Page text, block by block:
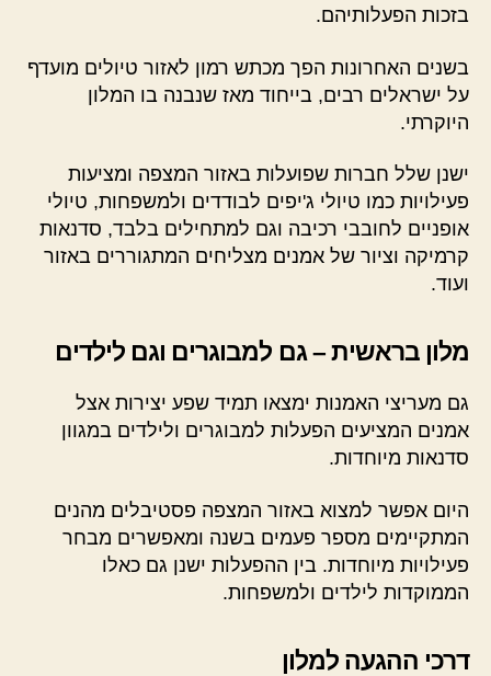
בזכות הפעלותיהם.
בשנים האחרונות הפך מכתש רמון לאזור טיולים מועדף
על ישראלים רבים, בייחוד מאז שנבנה בו המלון
היוקרתי.
ישנן שלל חברות שפועלות באזור המצפה ומציעות
פעילויות כמו טיולי ג'יפים לבודדים ולמשפחות, טיולי
אופניים לחובבי רכיבה וגם למתחילים בלבד, סדנאות
קרמיקה וציור של אמנים מצליחים המתגוררים באזור
ועוד.
מלון בראשית – גם למבוגרים וגם לילדים
גם מעריצי האמנות ימצאו תמיד שפע יצירות אצל
אמנים המציעים הפעלות למבוגרים ולילדים במגוון
סדנאות מיוחדות.
היום אפשר למצוא באזור המצפה פסטיבלים מהנים
המתקיימים מספר פעמים בשנה ומאפשרים מבחר
פעילויות מיוחדות. בין ההפעלות ישנן גם כאלו
הממוקדות לילדים ולמשפחות.
דרכי ההגעה למלון